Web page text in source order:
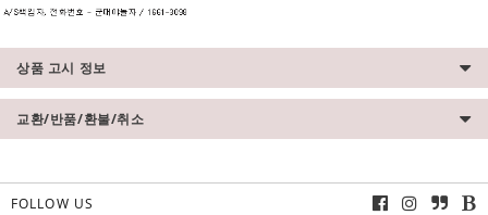
상품 고시 정보
교환/반품/환불/취소
FOLLOW US